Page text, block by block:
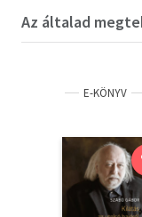
Az általad
E-KÖNYV